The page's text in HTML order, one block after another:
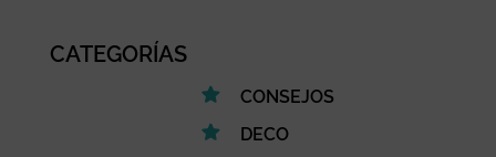
CATEGORÍAS
CONSEJOS
DECO